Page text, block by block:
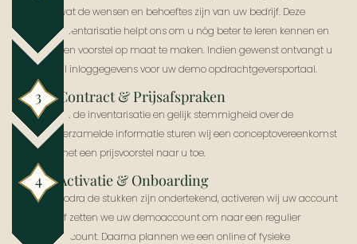
wat de wensen en behoeftes zijn van uw bedrijf. Deze
inventarisatie helpt ons om u nóg beter te leren kennen en
een voorstel op maat te maken. Indien gewenst ontvangt u
al inloggegevens voor uw demo opdrachtgeversportaal.
3 Contract & Prijsafspraken
Na de inventarisatie en gelijk stemmigheid over de
verzamelde informatie sturen wij een conceptovereenkomst
met een prijsvoorstel naar u toe.
4 Activatie & Onboarding
Zodra de stukken zijn ondertekend, activeren wij uw account
of zetten we uw demoaccount om naar een regulier
account. Daarna plannen we een online of fysieke